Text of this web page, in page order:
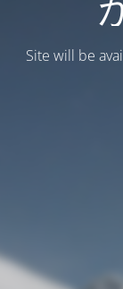
Site will be